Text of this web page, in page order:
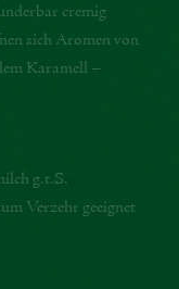
cremig
sich Aromen von
Karamell –
g.t.S.
Verzehr geeignet